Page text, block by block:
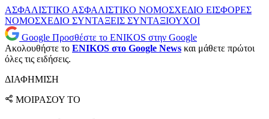
ΑΣΦΑΛΙΣΤΙΚΟ ΑΣΦΑΛΙΣΤΙΚΟ ΝΟΜΟΣΧΕΔΙΟ ΕΙΣΦΟΡΕΣ
ΝΟΜΟΣΧΕΔΙΟ ΣΥΝΤΑΞΕΙΣ ΣΥΝΤΑΞΙΟΥΧΟΙ
Google Προσθέστε το ENIKOS στην Google
Ακολουθήστε το ENIKOS στο Google News και μάθετε πρώτοι
όλες τις ειδήσεις.
ΔΙΑΦΗΜΙΣΗ
ΜΟΙΡΑΣΟΥ ΤΟ